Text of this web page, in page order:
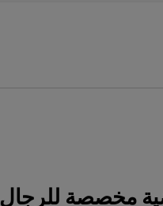
مخصصة للرجال